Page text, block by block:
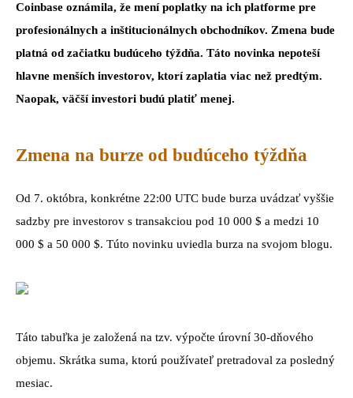
Coinbase oznámila, že mení poplatky na ich platforme pre
profesionálnych a inštitucionálnych obchodníkov. Zmena bude
platná od začiatku budúceho týždňa. Táto novinka nepoteší
hlavne menších investorov, ktorí zaplatia viac než predtým.
Naopak, väčší investori budú platiť menej.
Zmena na burze od budúceho týždňa
Od 7. októbra, konkrétne 22:00 UTC bude burza uvádzať vyššie
sadzby pre investorov s transakciou pod 10 000 $ a medzi 10
000 $ a 50 000 $. Túto novinku uviedla burza na svojom blogu.
Táto tabuľka je založená na tzv. výpočte úrovní 30-dňového
objemu. Skrátka suma, ktorú používateľ pretradoval za posledný
mesiac.